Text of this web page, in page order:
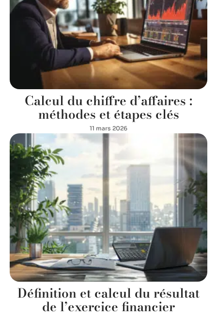
Calcul du chiffre d’affaires :
méthodes et étapes clés
11 mars 2026
Définition et calcul du résultat
de l’exercice financier